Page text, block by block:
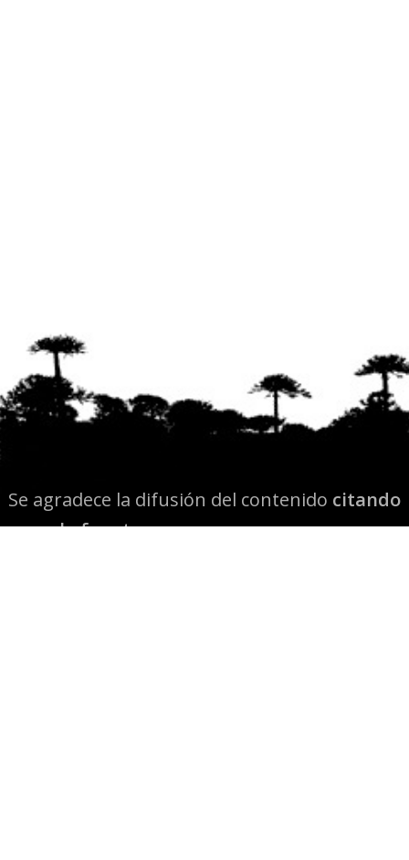
Se agradece la difusión del contenido citando
la fuente www.mapuexpress.org